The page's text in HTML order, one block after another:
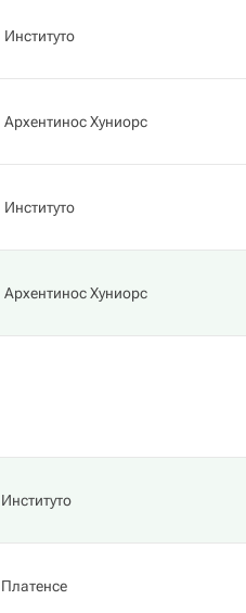
Институто
Архентинос Хуниорс
Институто
Архентинос Хуниорс
Институто
Платенсе